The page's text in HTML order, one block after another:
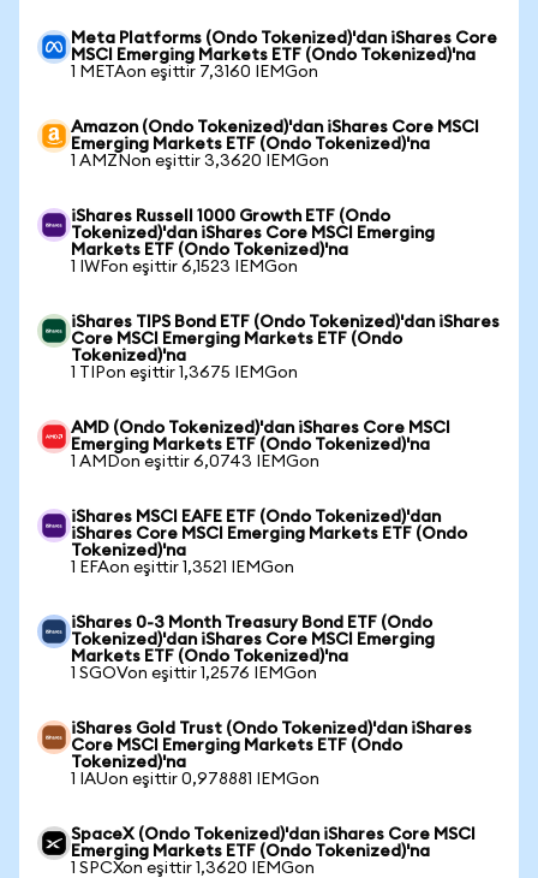
Meta Platforms (Ondo Tokenized)'dan iShares Core
MSCI Emerging Markets ETF (Ondo Tokenized)'na
1 METAon eşittir 7,3160 IEMGon
Amazon (Ondo Tokenized)'dan iShares Core MSCI
Emerging Markets ETF (Ondo Tokenized)'na
1 AMZNon eşittir 3,3620 IEMGon
iShares Russell 1000 Growth ETF (Ondo
Tokenized)'dan iShares Core MSCI Emerging
Markets ETF (Ondo Tokenized)'na
1 IWFon eşittir 6,1523 IEMGon
iShares TIPS Bond ETF (Ondo Tokenized)'dan iShares
Core MSCI Emerging Markets ETF (Ondo
Tokenized)'na
1 TIPon eşittir 1,3675 IEMGon
AMD (Ondo Tokenized)'dan iShares Core MSCI
Emerging Markets ETF (Ondo Tokenized)'na
1 AMDon eşittir 6,0743 IEMGon
iShares MSCI EAFE ETF (Ondo Tokenized)'dan
iShares Core MSCI Emerging Markets ETF (Ondo
Tokenized)'na
1 EFAon eşittir 1,3521 IEMGon
iShares 0-3 Month Treasury Bond ETF (Ondo
Tokenized)'dan iShares Core MSCI Emerging
Markets ETF (Ondo Tokenized)'na
1 SGOVon eşittir 1,2576 IEMGon
iShares Gold Trust (Ondo Tokenized)'dan iShares
Core MSCI Emerging Markets ETF (Ondo
Tokenized)'na
1 IAUon eşittir 0,978881 IEMGon
SpaceX (Ondo Tokenized)'dan iShares Core MSCI
Emerging Markets ETF (Ondo Tokenized)'na
1 SPCXon eşittir 1,3620 IEMGon